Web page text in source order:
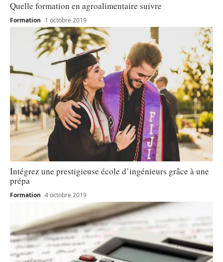
Quelle formation en agroalimentaire suivre
Formation 1 octobre 2019
Intégrez une prestigieuse école d’ingénieurs grâce à une
prépa
Formation 4 octobre 2019